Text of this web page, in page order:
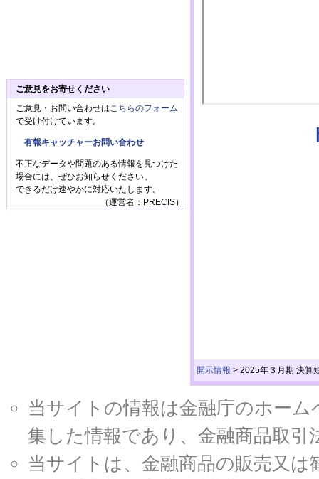
開示情報 > 2025年３月期 決算
ご意見をお寄せください
ご意見・お問い合わせは こちらのフォーム
で受け付けています。
有報キャッチャーお問い合わせ
不正なデータや問題のある情報を見つけた
場合には、ぜひお知らせください。
できるだけ速やかに対応いたします。
（運営者：PRECIS）
当サイトの情報は金融庁のホー
集した情報であり、金融商品取
当サイトは、金融商品の販売又